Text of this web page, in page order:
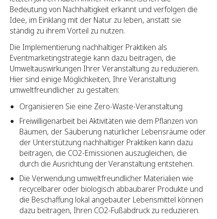
Bedeutung von Nachhaltigkeit erkannt und verfolgen die
Idee, im Einklang mit der Natur zu leben, anstatt sie
ständig zu ihrem Vorteil zu nutzen.
Die Implementierung nachhaltiger Praktiken als
Eventmarketingstrategie kann dazu beitragen, die
Umweltauswirkungen Ihrer Veranstaltung zu reduzieren.
Hier sind einige Möglichkeiten, Ihre Veranstaltung
umweltfreundlicher zu gestalten:
Organisieren Sie eine Zero-Waste-Veranstaltung
Freiwilligenarbeit bei Aktivitäten wie dem Pflanzen von
Bäumen, der Säuberung natürlicher Lebensräume oder
der Unterstützung nachhaltiger Praktiken kann dazu
beitragen, die CO2-Emissionen auszugleichen, die
durch die Ausrichtung der Veranstaltung entstehen.
Die Verwendung umweltfreundlicher Materialien wie
recycelbarer oder biologisch abbaubarer Produkte und
die Beschaffung lokal angebauter Lebensmittel können
dazu beitragen, Ihren CO2-Fußabdruck zu reduzieren.